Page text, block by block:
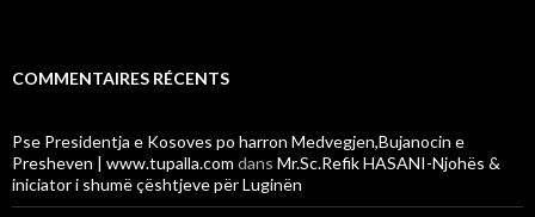
COMMENTAIRES RÉCENTS
Pse Presidentja e Kosoves po harron Medvegjen,Bujanocin e
Presheven | www.tupalla.com dans Mr.Sc.Refik HASANI-Njohës &
iniciator i shumë çështjeve për Luginën